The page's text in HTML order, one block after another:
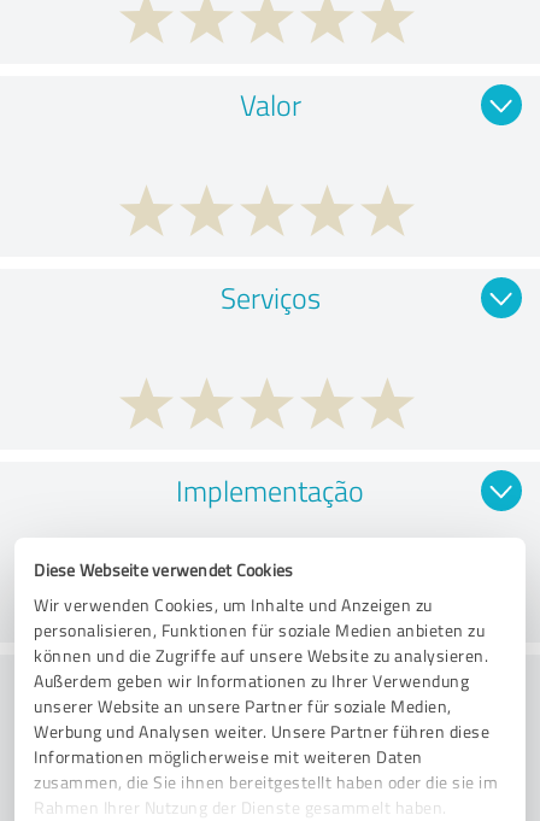
Diese Webseite verwendet Cookies
Wir verwenden Cookies, um Inhalte und Anzeigen zu
personalisieren, Funktionen für soziale Medien anbieten zu
können und die Zugriffe auf unsere Website zu analysieren.
Außerdem geben wir Informationen zu Ihrer Verwendung
unserer Website an unsere Partner für soziale Medien,
Werbung und Analysen weiter. Unsere Partner führen diese
Informationen möglicherweise mit weiteren Daten
zusammen, die Sie ihnen bereitgestellt haben oder die sie im
Rahmen Ihrer Nutzung der Dienste gesammelt haben.
Valor
Serviços
Implementação
Consultoria